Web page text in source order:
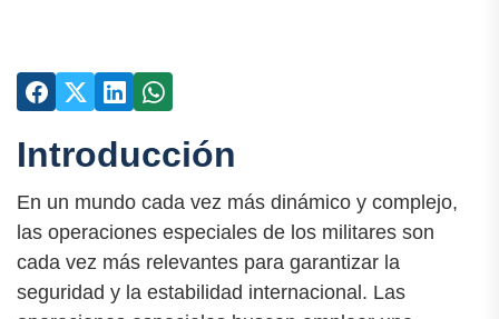
Introducción
En un mundo cada vez más dinámico y complejo,
las operaciones especiales de los militares son
cada vez más relevantes para garantizar la
seguridad y la estabilidad internacional. Las